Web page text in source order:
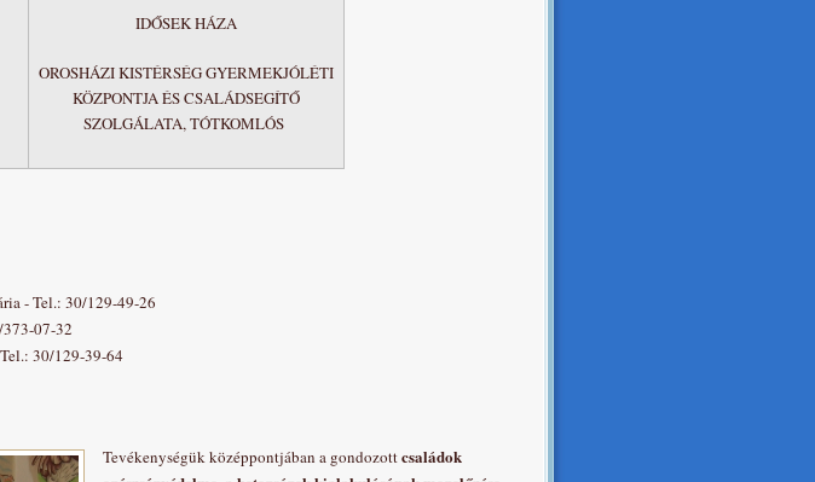
IDŐSEK HÁZA
OROSHÁZI KISTÉRSÉG GYERMEKJÓLÉTI
KÖZPONTJA ÉS CSALÁDSEGÍTŐ
SZOLGÁLATA, TÓTKOMLÓS
- Tel.: 30/129-49-26
07-32
30/129-39-64
Tevékenységük középpontjában a gondozottcsaládok